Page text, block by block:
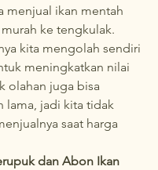
menjual ikan mentah
ke tengkulak.
kita mengolah sendiri
meningkatkan nilai
olahan juga bisa
lama, jadi kita tidak
saat harga
dan Abon Ikan